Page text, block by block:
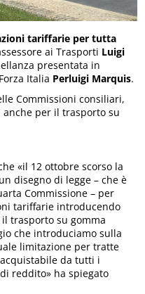
tariffarie per tutta
ai Trasporti Luigi
presentata in
Italia Perluigi Marquis.
Commissioni consiliari,
per il trasporto su
«il 12 ottobre scorso la
disegno di legge – che è
Commissione – per
tariffarie introducendo
trasporto su gomma
che introduciamo sulla
limitazione per tratte
da tutti i
reddito» ha spiegato